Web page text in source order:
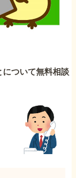
について無料相談